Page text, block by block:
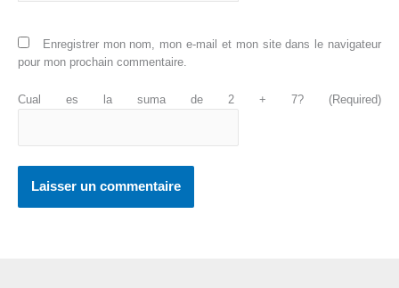
Enregistrer mon nom, mon e-mail et mon site dans le navigateur
pour mon prochain commentaire.
Cual es la suma de 2 + 7? (Required)